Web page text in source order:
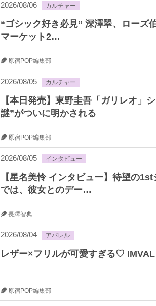
2026/08/06 カルチャー
“ゴシック好き必見” 深澤翠、ロー
マーケット2…
原宿POP編集部
2026/08/05 カルチャー
【本日発売】東野圭吾「ガリレオ」
謎”がついに明かされる
原宿POP編集部
2026/08/05 インタビュー
【星名美怜 インタビュー】待望の
では、彼女とのデー…
長澤智典
2026/08/04 アパレル
レザー×フリルが可愛すぎる♡
原宿POP編集部